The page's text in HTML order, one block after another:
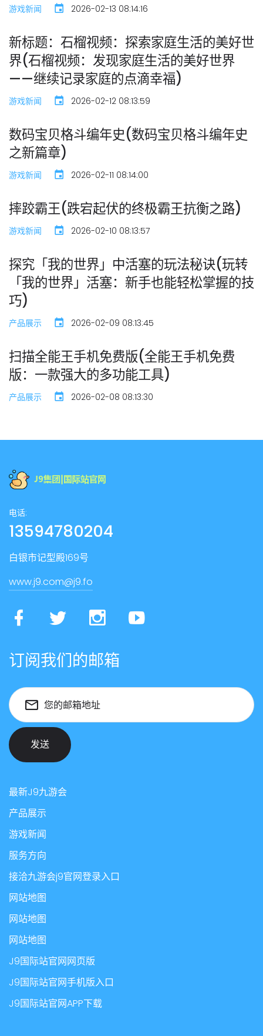
游戏新闻 2026-02-13 08:14:16
新标题：石榴视频：探索家庭生活的美好世
界(石榴视频：发现家庭生活的美好世界
——继续记录家庭的点滴幸福)
游戏新闻 2026-02-12 08:13:59
数码宝贝格斗编年史(数码宝贝格斗编年史
之新篇章)
游戏新闻 2026-02-11 08:14:00
摔跤霸王(跌宕起伏的终极霸王抗衡之路)
游戏新闻 2026-02-10 08:13:57
探究「我的世界」中活塞的玩法秘诀(玩转
「我的世界」活塞：新手也能轻松掌握的技
巧)
产品展示 2026-02-09 08:13:45
扫描全能王手机免费版(全能王手机免费
版：一款强大的多功能工具)
产品展示 2026-02-08 08:13:30
电话:
13594780204
白银市记型殿169号
www.j9.com@j9.fo
订阅我们的邮箱
您的邮箱地址
发送
最新J9九游会
产品展示
游戏新闻
服务方向
接洽九游会j9官网登录入口
网站地图
网站地图
网站地图
J9国际站官网网页版
J9国际站官网手机版入口
J9国际站官网APP下载